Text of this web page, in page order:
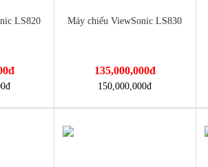
may-
LS820
đ
đ
https://dienmayminhan.com/may-
Máy chiếu ViewSonic LS830
135,000,000đ
150,000,000đ